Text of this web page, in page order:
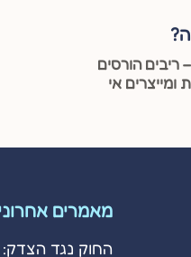
ריבים הורסים
אי
מאמרים
החוק נגד